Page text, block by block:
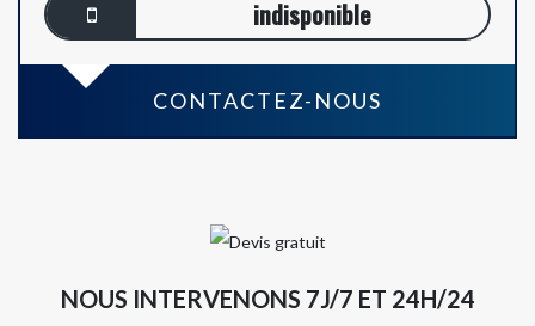
indisponible
CONTACTEZ-NOUS
NOUS INTERVENONS 7J/7 ET 24H/24